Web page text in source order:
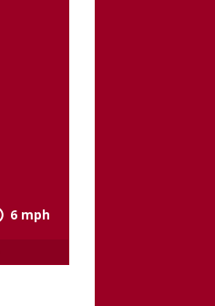
6 mph